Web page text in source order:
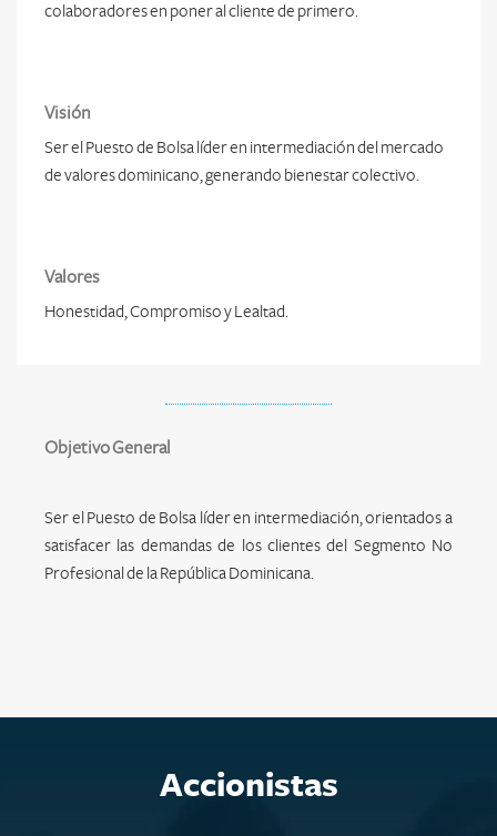
colaboradores en poner al cliente de primero.
Visión
Ser el Puesto de Bolsa líder en intermediación del mercado
de valores dominicano, generando bienestar colectivo.
Valores
Honestidad, Compromiso y Lealtad.
Objetivo General
Ser el Puesto de Bolsa líder en intermediación, orientados a
satisfacer las demandas de los clientes del Segmento No
Profesional de la República Dominicana.
Accionistas